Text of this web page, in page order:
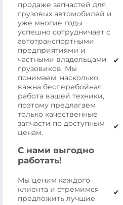
продаже запчастей для
грузовых автомобилей и
уже многие годы
успешно сотрудничает с
автотранспортными
предприятиями и
частными владельцами
грузовиков. Мы
понимаем, насколько
важна бесперебойная
работа вашей техники,
поэтому предлагаем
только качественные
запчасти по доступным
ценам.
С нами выгодно
работать!
Мы ценим каждого
клиента и стремимся
предложить лучшие